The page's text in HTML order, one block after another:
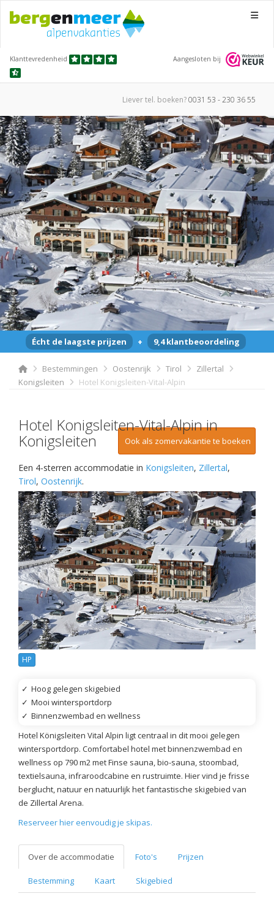
Menu
Klanttevredenheid Aangesloten bij
Liever tel. boeken?0031 53 - 230 36 55
Écht de laagste prijzen + 9,4 klantbeoordeling
Bestemmingen Oostenrijk Tirol
Zillertal
Konigsleiten
Hotel Konigsleiten-Vital-Alpin
Hotel Konigsleiten-Vital-Alpin in
Konigsleiten Ook als zomervakantie te boeken
Een 4-sterren accommodatie in Konigsleiten, Zillertal,
Tirol, Oostenrijk.
HP
✓ Hoog gelegen skigebied
✓ Mooi wintersportdorp
✓ Binnenzwembad en wellness
Hotel Königsleiten Vital Alpin ligt centraal in dit mooi gelegen
wintersportdorp. Comfortabel hotel met binnenzwembad en
wellness op 790 m2 met Finse sauna, bio-sauna, stoombad,
textielsauna, infraroodcabine en rustruimte. Hier vind je frisse
berglucht, natuur en natuurlijk het fantastische skigebied van
de Zillertal Arena.
Reserveer hier eenvoudig je skipas.
Over de accommodatie Foto's Prijzen
Bestemming Kaart Skigebied